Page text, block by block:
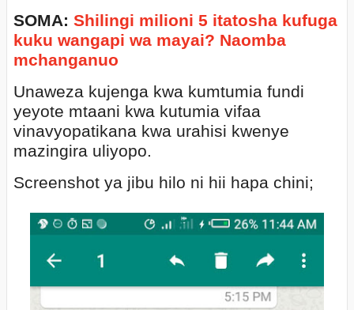
SOMA: Shilingi milioni 5 itatosha kufuga
kuku wangapi wa mayai? Naomba
mchanganuo
Unaweza kujenga kwa kumtumia fundi
yeyote mtaani kwa kutumia vifaa
vinavyopatikana kwa urahisi kwenye
mazingira uliyopo.
Screenshot ya jibu hilo ni hii hapa chini;